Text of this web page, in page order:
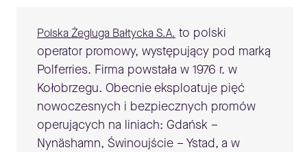
Polska Żegluga Bałtycka S.A. to polski
operator promowy, występujący pod marką
Polferries. Firma powstała w 1976 r. w
Kołobrzegu. Obecnie eksploatuje pięć
nowoczesnych i bezpiecznych promów
operujących na liniach: Gdańsk –
Nynäshamn, Świnoujście – Ystad, a w